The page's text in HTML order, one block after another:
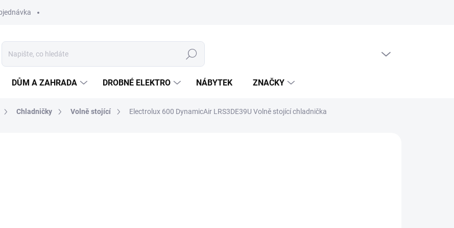
Hledat
DŮM A ZAHRADA DROBNÉ ELEKTRO NÁBYTEK ZNAČKY
Chladničky Volně stojící Electrolux 600 DynamicAir LRS3DE39U Volně stojící chladnička